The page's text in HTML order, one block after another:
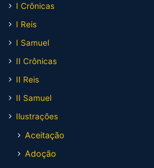
I Crônicas
I Reis
I Samuel
II Crônicas
II Reis
II Samuel
Ilustrações
Aceitação
Adoção